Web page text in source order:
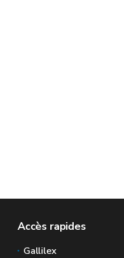
Accès rapides
Gallilex